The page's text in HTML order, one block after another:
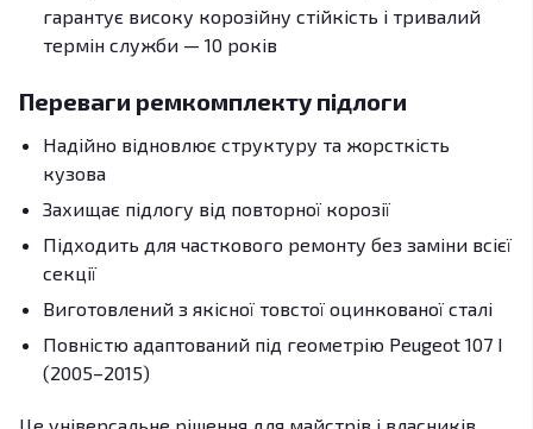
гарантує високу корозійну стійкість і тривалий
термін служби — 10 років
Переваги ремкомплекту підлоги
Надійно відновлює структуру та жорсткість
кузова
Захищає підлогу від повторної корозії
Підходить для часткового ремонту без заміни всієї
секції
Виготовлений з якісної товстої оцинкованої сталі
Повністю адаптований під геометрію Peugeot 107 І
(2005–2015)